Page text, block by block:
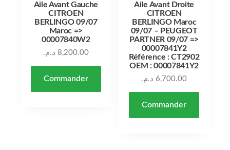
Aile Avant Gauche
CITROEN
BERLINGO 09/07
Maroc =>
00007840W2
8,200.00 د.م.
Commander
Aile Avant Droite
CITROEN
BERLINGO Maroc
09/07 – PEUGEOT
PARTNER 09/07 =>
00007841Y2
Référence : CT2902
OEM : 00007841Y2
6,700.00 د.م.
Commander